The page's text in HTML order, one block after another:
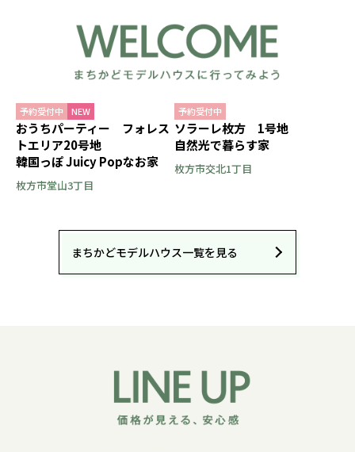
予約受付中 NEW
おうちパーティー フォレス
トエリア20号地
韓国っぽ Juicy Popなお家
枚方市堂山3丁目
予約受付中
ソラーレ枚方 1号地
自然光で暮らす家
枚方市交北1丁目
まちかどモデルハウス一覧を見る